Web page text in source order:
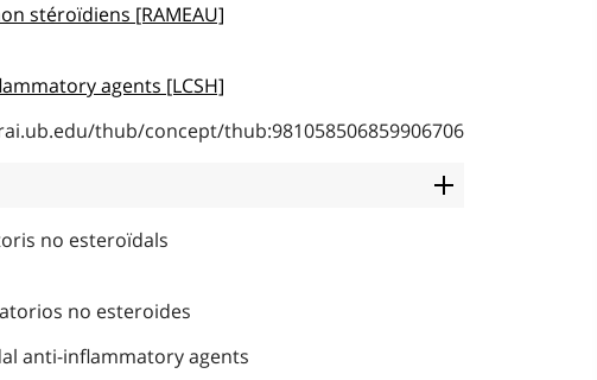
stéroïdiens [RAMEAU]
agents [LCSH]
thub/concept/thub:981058506859906706
no esteroïdals
no esteroides
anti-inflammatory agents